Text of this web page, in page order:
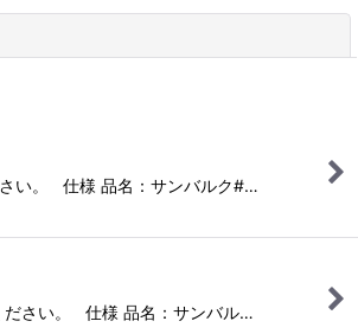
さい。 仕様 品名：サンバルク#…
ださい。 仕様 品名：サンバル…